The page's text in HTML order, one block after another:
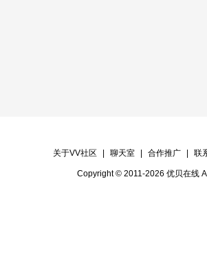
关于VV社区 聊天室 合作推广 联
Copyright © 2011-2026 优贝在线